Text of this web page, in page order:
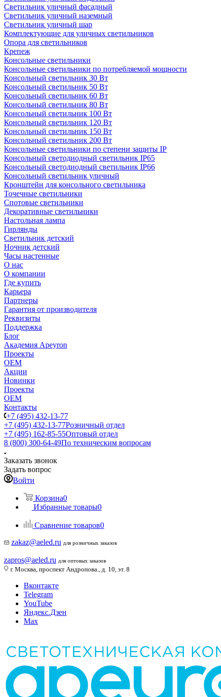
Светильник уличный фасадный
Светильник уличный наземный
Cветильник уличный шар
Комплектующие для уличных светильников
Опора для светильников
Крепеж
Консольные светильники
Консольные светильники по потребляемой мощности
Консольный светильник 30 Вт
Консольный светильник 50 Вт
Консольный светильник 60 Вт
Консольный светильник 80 Вт
Консольный светильник 100 Вт
Консольный светильник 120 Вт
Консольный светильник 150 Вт
Консольный светильник 200 Вт
Консольные светильники по степени защиты IP
Консольный светодиодный светильник IP65
Консольный светодиодный светильник IP66
Консольный светильник уличный
Кронштейн для консольного светильника
Точечные светильники
Спотовые светильники
Декоративные светильники
Настольная лампа
Гирлянды
Светильник детский
Ночник детский
Часы настенные
О нас
О компании
Где купить
Карьера
Партнеры
Гарантия от производителя
Реквизиты
Поддержка
Блог
Академия Apeyron
Проекты
ОЕМ
Акции
Новинки
Проекты
ОЕМ
Контакты
+7 (495) 432-13-77
+7 (495) 432-13-77Розничный отдел
+7 (495) 162-85-55Оптовый отдел
8 (800) 300-64-49По техническим вопросам
Заказать звонок
Задать вопрос
Войти
Корзина0
Избранные товары0
Сравнение товаров0
zakaz@aeled.ru для розничных заказов
zapros@aeled.ru для оптовых заказов
г. Москва, проспект Андропова., д. 10, эт. 8
Вконтакте
Telegram
YouTube
Яндекс.Дзен
Max